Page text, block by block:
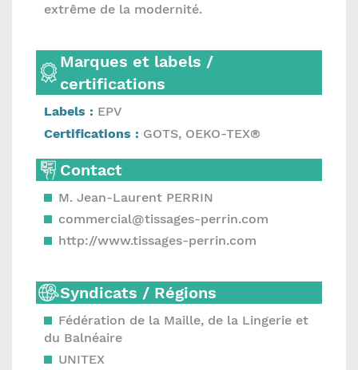
extrême de la modernité.
Marques et labels /
certifications
Labels : EPV
Certifications : GOTS, OEKO-TEX®
Contact
M. Jean-Laurent PERRIN
commercial@tissages-perrin.com
http://www.tissages-perrin.com
Syndicats / Régions
Fédération de la Maille, de la Lingerie et
du Balnéaire
UNITEX